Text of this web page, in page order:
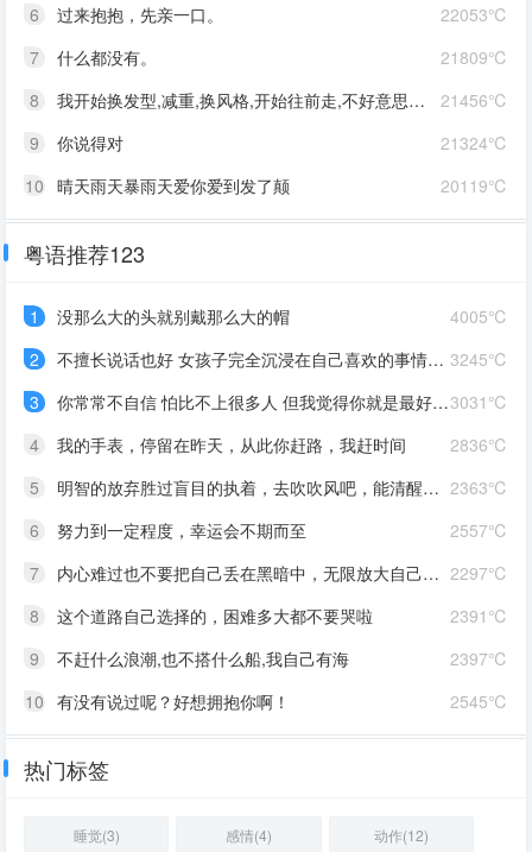
22053℃
6
过来抱抱，先亲一口。
21809℃
7
什么都没有。
21456℃
8
我开始换发型,减重,换风格,开始往前走,不好意思啊这一次,我一定要赢
21324℃
9
你说得对
20119℃
10 晴天雨天暴雨天爱你爱到发了颠
粤语推荐123
4005℃
1
没那么大的头就别戴那么大的帽
3245℃
2
不擅长说话也好 女孩子完全沉浸在自己喜欢的事情里 最可爱了 剩下的我会圆场
3031℃
3
你常常不自信 怕比不上很多人 但我觉得你就是最好的 怎么都好 我想告诉你 我对你的爱是兜底 是连你自己都不喜欢自己的时候 还有我来爱你
2836℃
4
我的手表，停留在昨天，从此你赶路，我赶时间
2363℃
5
明智的放弃胜过盲目的执着，去吹吹风吧，能清醒的话感冒也没关系。
2557℃
6
努力到一定程度，幸运会不期而至
2297℃
7
内心难过也不要把自己丢在黑暗中，无限放大自己的情绪。按时睡觉，好好吃饭，洗个热乎的澡，喝甜甜的奶茶。看看长河落日，花朵树木，驱逐丧气再努力奔跑，生活到处是发光的星星。
2391℃
8
这个道路自己选择的，困难多大都不要哭啦
2397℃
9
不赶什么浪潮,也不搭什么船,我自己有海
2545℃
10 有没有说过呢？好想拥抱你啊！
热门标签
睡觉(3) 感情(4)
动作(12)